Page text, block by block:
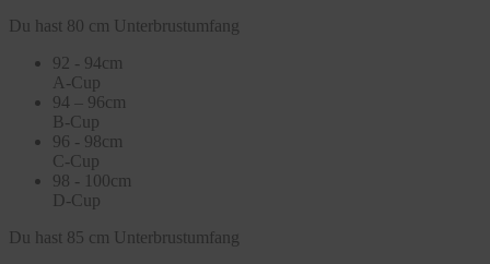
Du hast 80 cm Unterbrustumfang
92 - 94cm
A-Cup
94 – 96cm
B-Cup
96 - 98cm
C-Cup
98 - 100cm
D-Cup
Du hast 85 cm Unterbrustumfang